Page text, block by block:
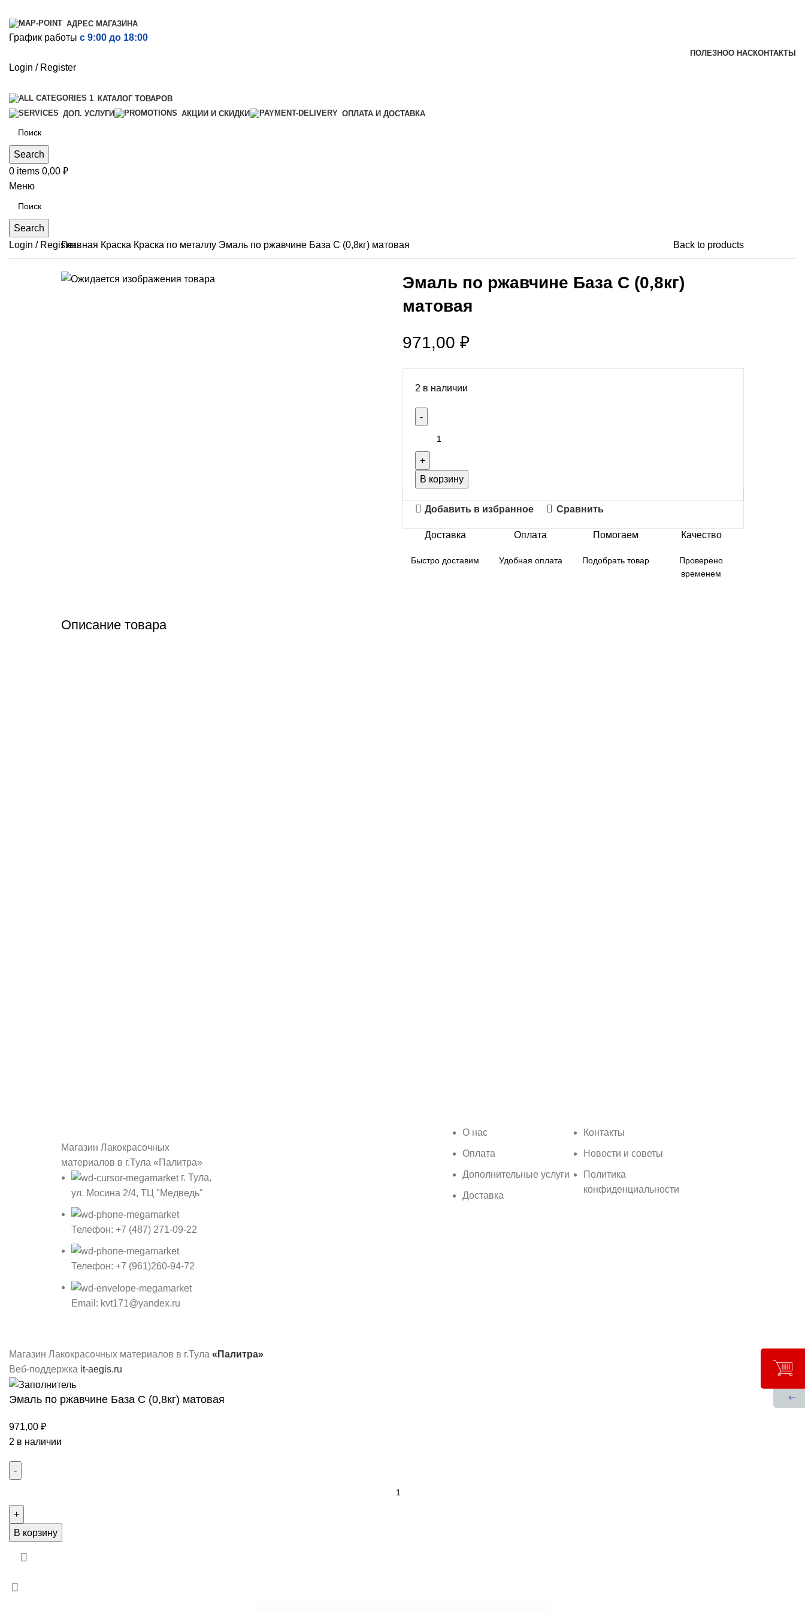
АДРЕС МАГАЗИНА
График работы с 9:00 до 18:00
ПОЛЕЗНОО НАСКОНТАКТЫ
Login / Register
КАТАЛОГ ТОВАРОВ
ДОП. УСЛУГИ
АКЦИИ И СКИДКИ ОПЛАТА И ДОСТАВКА
Search
0 items 0,00 ₽
Меню
Search
Login / RegisterГлавная Краска Краска по металлу Эмаль по ржавчине База С (0,8кг) матовая Back to products
Эмаль по ржавчине База С (0,8кг)
матовая
971,00 ₽
2 в наличии
В корзину
Добавить в избранное Сравнить
Доставка
Быстро доставим
Оплата
Удобная оплата
Помогаем
Подобрать товар
Качество
Проверено
временем
Описание товара
Магазин Лакокрасочных
материалов в г.Тула «Палитра»
г. Тула,
ул. Мосина 2/4, ТЦ "Медведь"
Телефон: +7 (487) 271-09-22
Телефон: +7 (961)260-94-72
Email: kvt171@yandex.ru
О нас
Оплата
Дополнительные услуги
Доставка
Контакты
Новости и советы
Политика
конфиденциальности
Магазин Лакокрасочных материалов в г.Тула «Палитра»
Веб-поддержка it-aegis.ru
Эмаль по ржавчине База С (0,8кг) матовая
971,00 ₽
2 в наличии
В корзину